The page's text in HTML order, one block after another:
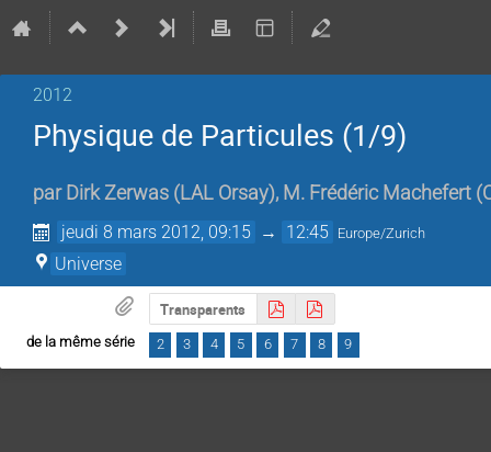
2012
Physique de Particules (1/9)
par Dirk Zerwas (LAL Orsay), M. Frédéric Machefert (
jeudi 8 mars 2012, 09:15 → 12:45 Europe/Zurich
Universe
Transparents
de la même série 2 3 4 5 6 7 8 9